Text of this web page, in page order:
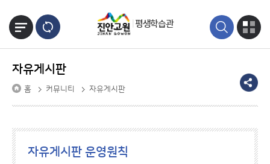
평생학습관
자유게시판
홈 커뮤니티 자유게시판
자유게시판 운영원칙